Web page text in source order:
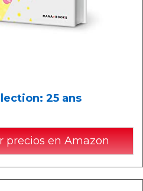
25 ans
precios en Amazon